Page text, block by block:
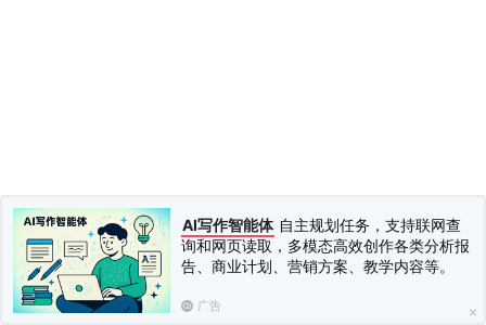
AI写作智能体 自主规划任务，支持联网查
询和网页读取，多模态高效创作各类分析报
告、商业计划、营销方案、教学内容等。
广告